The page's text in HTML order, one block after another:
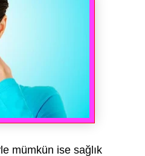
mümkün ise sağlık